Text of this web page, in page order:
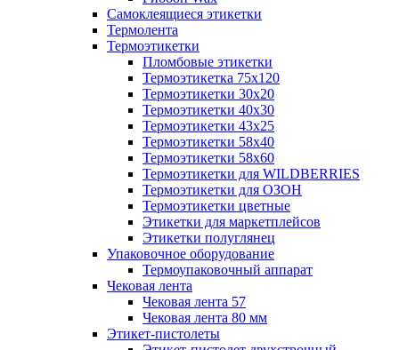
Самоклеящиеся этикетки
Термолента
Термоэтикетки
Пломбовые этикетки
Термоэтикетка 75х120
Термоэтикетки 30х20
Термоэтикетки 40х30
Термоэтикетки 43х25
Термоэтикетки 58х40
Термоэтикетки 58х60
Термоэтикетки для WILDBERRIES
Термоэтикетки для ОЗОН
Термоэтикетки цветные
Этикетки для маркетплейсов
Этикетки полуглянец
Упаковочное оборудование
Термоупаковочный аппарат
Чековая лента
Чековая лента 57
Чековая лента 80 мм
Этикет-пистолеты